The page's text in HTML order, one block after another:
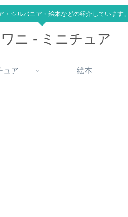
・シルバニア・絵本などの紹介しています。
ニ - ミニチュア
ュア 絵本